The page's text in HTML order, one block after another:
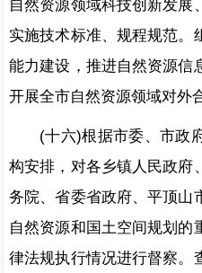
自然资源领域科技创新发展
实施技术标准、规程规范。
能力建设，推进自然资源信
开展全市自然资源领域对外
(十六)根据市委、市政
构安排，对各乡镇人民政府
务院、省委省政府、平顶山
自然资源和国土空间规划的
律法规执行情况进行督察。